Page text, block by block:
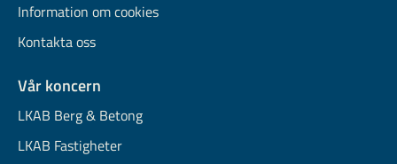
Information om cookies
Kontakta oss
Vår koncern
LKAB Berg & Betong
LKAB Fastigheter